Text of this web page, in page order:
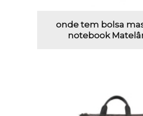
onde tem bolsa
notebook